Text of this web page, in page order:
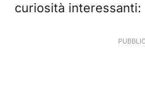
curiosità interessanti: